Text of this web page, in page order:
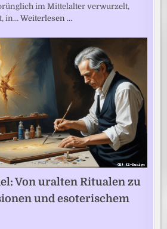
im Mittelalter verwurzelt,
in…Weiterlesen …
Von uralten Ritualen zu
und esoterischem